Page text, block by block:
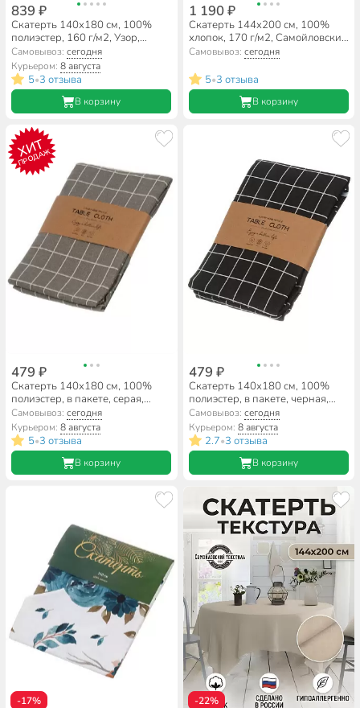
839 ₽
Скатерть 140х180 см, 100%
полиэстер, 160 г/м2, Узор,
белая, A170092
Самовывоз:сегодня
Курьером:8 августа
5•3 отзыва
В корзину
1 190 ₽
Скатерть 144х200 см, 100%
хлопок, 170 г/м2, Самойловский
текстиль, Лимонный сад
компаньон, Вид 1, 779252
Самовывоз: сегодня
5•3 отзыва
В корзину
ХИТ
ПРОДАЖ
479 ₽
Скатерть 140х180 см, 100%
полиэстер, в пакете, серая,
A170063
Самовывоз:сегодня
Курьером:8 августа
5•3 отзыва
В корзину
479 ₽
Скатерть 140х180 см, 100%
полиэстер, в пакете, черная,
A170062
Самовывоз: сегодня
Курьером: 8 августа
2.7•3 отзыва
В корзину
-17% -22%